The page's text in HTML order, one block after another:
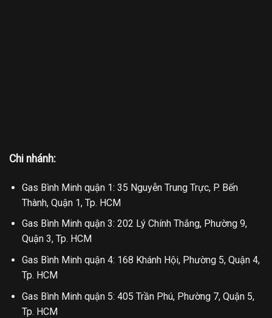
Chi nhánh:
Gas Bình Minh quận 1: 35 Nguyễn Trung Trực, P. Bến
Thành, Quận 1, Tp. HCM
Gas Bình Minh quận 3: 202 Lý Chính Thắng, Phường 9,
Quận 3, Tp. HCM
Gas Bình Minh quận 4: 168 Khánh Hội, Phường 5, Quận 4,
Tp. HCM
Gas Bình Minh quận 5: 405 Trần Phú, Phường 7, Quận 5,
Tp. HCM